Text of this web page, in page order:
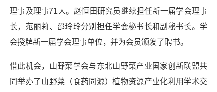
理事及理事71人。赵恒田研究员继续担任新一届学会理事
长，范丽莉、邵玲玲分别担任学会秘书长和副秘书长。学
会授牌新一届学会理事单位，并为会员颁发了聘书。
借此机会，山野菜学会与东北山野菜产业国家创新联盟共
同举办了山野菜（食药同源）植物资源产业化利用学术交